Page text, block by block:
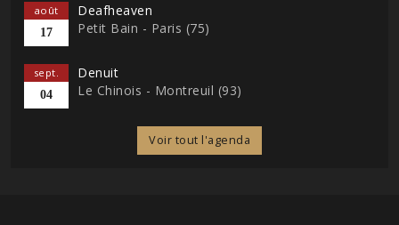
août
17
Deafheaven
Petit Bain - Paris (75)
sept.
04
Denuit
Le Chinois - Montreuil (93)
Voir tout l'agenda